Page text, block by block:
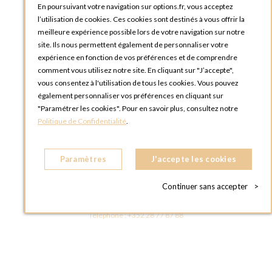
Tutoriels
OPTIONS LUXEMBOURG
13 rue Paul Rischard
5324 Contern
LUXEMBOURG
BOUTIQUE OPTIONS LUXEMBOURG
L - 1842 HOWALD LUXEMBOURG
Téléphone :+352 28 77 87 88
En poursuivant votre navigation sur options.fr, vous acceptez
l’utilisation de cookies. Ces cookies sont destinés à vous offrir la
meilleure expérience possible lors de votre navigation sur notre
site. Ils nous permettent également de personnaliser votre
expérience en fonction de vos préférences et de comprendre
comment vous utilisez notre site. En cliquant sur "J’accepte",
vous consentez à l'utilisation de tous les cookies. Vous pouvez
également personnaliser vos préférences en cliquant sur
"Paramétrer les cookies". Pour en savoir plus, consultez notre
Politique de Confidentialité.
Paramètres J'accepte les cookies
Continuer sans accepter >